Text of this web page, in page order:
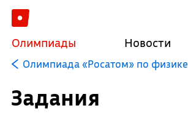
Олимпиады Новости
Олимпиада «Росатом» по физике
Задания